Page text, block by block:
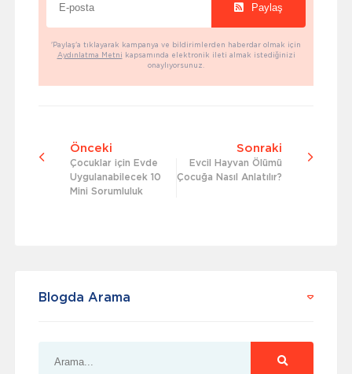
Paylaş
'Paylaş'a tıklayarak kampanya ve bildirimlerden haberdar olmak için
Aydınlatma Metni kapsamında elektronik ileti almak istediğinizi
onaylıyorsunuz.
Önceki
Çocuklar için Evde
Uygulanabilecek 10
Mini Sorumluluk
Sonraki
Evcil Hayvan Ölümü
Çocuğa Nasıl Anlatılır?
Blogda Arama